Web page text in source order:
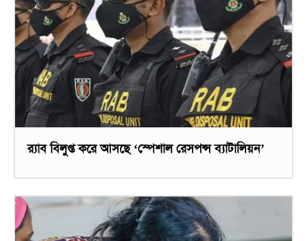
র‌্যাব বিলুপ্ত করে আসছে ‘স্পেশাল রেসপন্স ব্যাটালিয়ন’